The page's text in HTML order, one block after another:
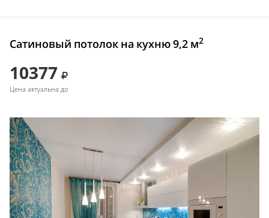
Сатиновый потолок на кухню 9,2 м2
10377
Цена актуальна до